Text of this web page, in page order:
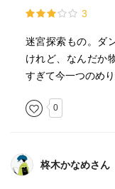
3
迷宮探索もの。ダ
けれど、なんだか
すぎて今一つのめ
0
柊木かなめさん